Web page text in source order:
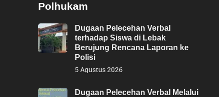
Polhukam
Dugaan Pelecehan Verbal
terhadap Siswa di Lebak
Berujung Rencana Laporan ke
Polisi
5 Agustus 2026
Dugaan Pelecehan Verbal Melalui